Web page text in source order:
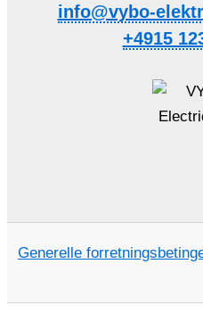
info@vybo-
+4915
Generelle